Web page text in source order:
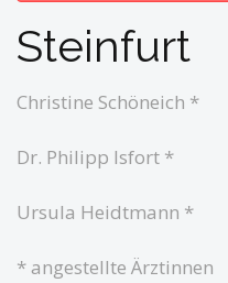
Steinfurt
Christine Schöneich *
Dr. Philipp Isfort *
Ursula Heidtmann *
* angestellte Ärztinnen